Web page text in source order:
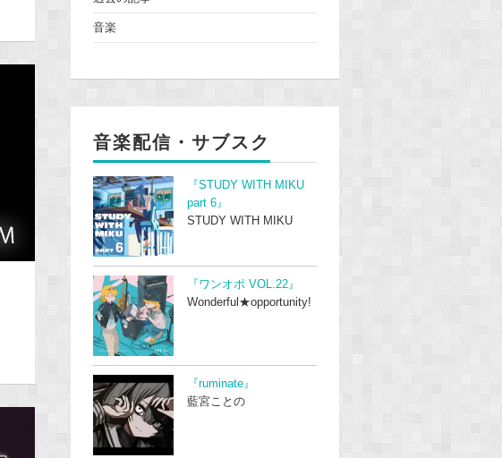
音楽
音楽配信・サブスク
『STUDY WITH MIKU
part 6』
STUDY WITH MIKU
『ワンオポ VOL.22』
Wonderful★opportunity!
『ruminate』
藍宮ことの